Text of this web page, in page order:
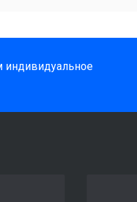
индивидуальное